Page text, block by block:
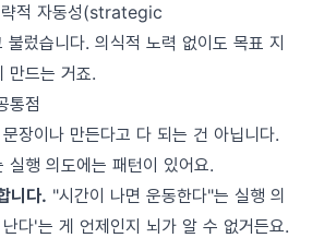
략적 자동성(strategic
렀습니다. 의식적 노력 없이도 목표 지
만드는 거죠.
통점
장이나 만든다고 다 되는 건 아닙니다.
실행 의도에는 패턴이 있어요.
니다. "시간이 나면 운동한다"는 실행 의
다'는 게 언제인지 뇌가 알 수 없거든요.